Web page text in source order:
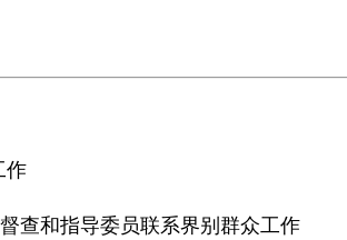
作
查和指导委员联系界别群众工作